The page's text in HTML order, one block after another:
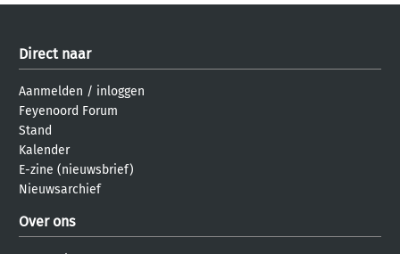
Direct naar
Aanmelden / inloggen
Feyenoord Forum
Stand
Kalender
E-zine (nieuwsbrief)
Nieuwsarchief
Over ons